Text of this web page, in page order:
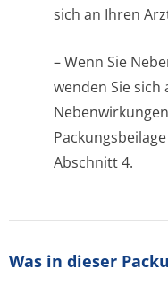
sich an Ihren
– Wenn Sie
wenden Sie
Abschnitt 4.
Was in dieser